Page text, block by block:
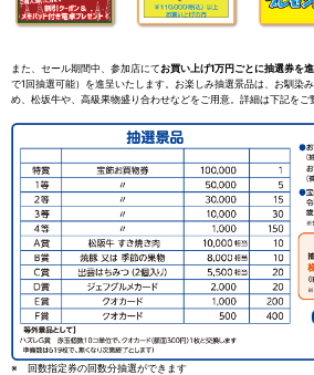
また、セール期間中、参加店にてお買い上げ1万円ごとに抽選券を
で1回抽選可能）を進呈いたします。お楽しみ抽選景品は、お馴染
め、松坂牛や、高級果物盛り合わせなどをご用意。詳細は下記をご
※ 回数指定券の回数分抽選ができます